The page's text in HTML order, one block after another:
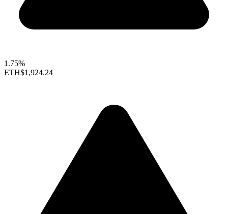
1.75%
ETH$1,924.24